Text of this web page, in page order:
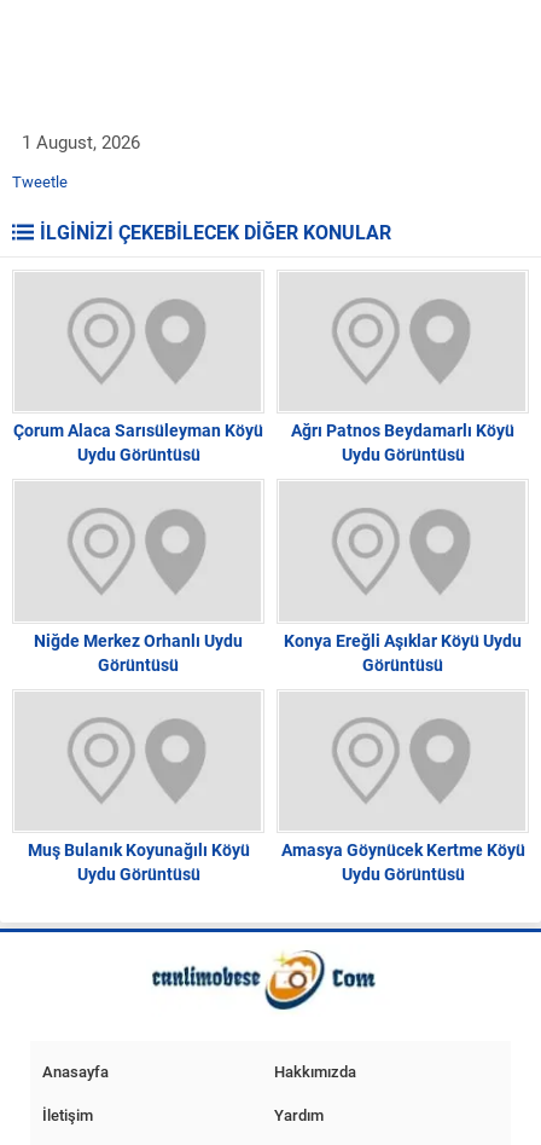
1 August, 2026
Tweetle
İLGİNİZİ ÇEKEBİLECEK DİĞER KONULAR
Çorum Alaca Sarısüleyman Köyü
Uydu Görüntüsü
Ağrı Patnos Beydamarlı Köyü
Uydu Görüntüsü
Niğde Merkez Orhanlı Uydu
Görüntüsü
Konya Ereğli Aşıklar Köyü Uydu
Görüntüsü
Muş Bulanık Koyunağılı Köyü
Uydu Görüntüsü
Amasya Göynücek Kertme Köyü
Uydu Görüntüsü
Anasayfa
Hakkımızda
İletişim
Yardım